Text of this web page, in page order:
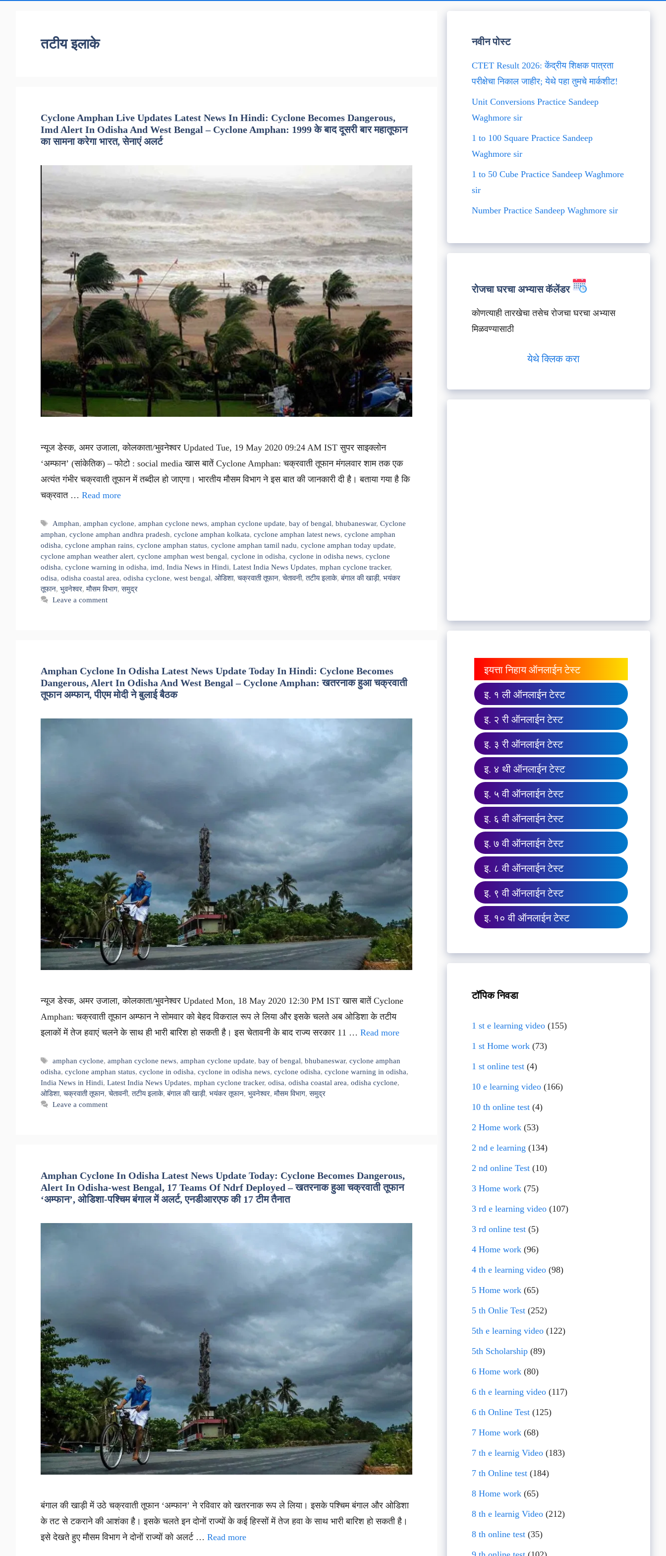
तटीय इलाके
Cyclone Amphan Live Updates Latest News In Hindi: Cyclone Becomes Dangerous,
Imd Alert In Odisha And West Bengal – Cyclone Amphan: 1999 के बाद दूसरी बार महातूफान
का सामना करेगा भारत, सेनाएं अलर्ट
न्यूज डेस्क, अमर उजाला, कोलकाता/भुवनेश्वर Updated Tue, 19 May 2020 09:24 AM IST सुपर साइक्लोन
‘अम्फान’ (सांकेतिक) – फोटो : social media खास बातें Cyclone Amphan: चक्रवाती तूफान मंगलवार शाम तक एक
अत्यंत गंभीर चक्रवाती तूफान में तब्दील हो जाएगा। भारतीय मौसम विभाग ने इस बात की जानकारी दी है। बताया गया है कि
चक्रवात … Read more
Tags
Amphan,amphan cyclone,amphan cyclone news,amphan cyclone update,bay of bengal,bhubaneswar,Cyclone
amphan, cyclone amphan andhra pradesh, cyclone amphan kolkata, cyclone amphan latest news, cyclone amphan
odisha, cyclone amphan rains, cyclone amphan status, cyclone amphan tamil nadu, cyclone amphan today update,
cyclone amphan weather alert, cyclone amphan west bengal, cyclone in odisha, cyclone in odisha news, cyclone
odisha, cyclone warning in odisha, imd, India News in Hindi, Latest India News Updates, mphan cyclone tracker,
odisa, odisha coastal area, odisha cyclone, west bengal, ओडिशा,चक्रवाती तूफान,चेतावनी,तटीय इलाके,बंगाल की खाड़ी, भयंकर
तूफान, भुवनेश्वर,मौसम विभाग,समुद्र
Leave a comment
Amphan Cyclone In Odisha Latest News Update Today In Hindi: Cyclone Becomes
Dangerous, Alert In Odisha And West Bengal – Cyclone Amphan: खतरनाक हुआ चक्रवाती
तूफान अम्फान, पीएम मोदी ने बुलाई बैठक
न्यूज डेस्क, अमर उजाला, कोलकाता/भुवनेश्वर Updated Mon, 18 May 2020 12:30 PM IST खास बातें Cyclone
Amphan: चक्रवाती तूफान अम्फान ने सोमवार को बेहद विकराल रूप ले लिया और इसके चलते अब ओडिशा के तटीय
इलाकों में तेज हवाएं चलने के साथ ही भारी बारिश हो सकती है। इस चेतावनी के बाद राज्य सरकार 11 … Read more
Tags
amphan cyclone,amphan cyclone news,amphan cyclone update,bay of bengal,bhubaneswar,cyclone amphan
odisha, cyclone amphan status, cyclone in odisha, cyclone in odisha news, cyclone odisha, cyclone warning in odisha,
India News in Hindi, Latest India News Updates, mphan cyclone tracker, odisa, odisha coastal area, odisha cyclone,
ओडिशा,चक्रवाती तूफान,चेतावनी,तटीय इलाके,बंगाल की खाड़ी, भयंकर तूफान, भुवनेश्वर,मौसम विभाग,समुद्र
Leave a comment
Amphan Cyclone In Odisha Latest News Update Today: Cyclone Becomes Dangerous,
Alert In Odisha-west Bengal, 17 Teams Of Ndrf Deployed – खतरनाक हुआ चक्रवाती तूफान
‘अम्फान’, ओडिशा-पश्चिम बंगाल में अलर्ट, एनडीआरएफ की 17 टीम तैनात
बंगाल की खाड़ी में उठे चक्रवाती तूफान ‘अम्फान’ ने रविवार को खतरनाक रूप ले लिया। इसके पश्चिम बंगाल और ओडिशा
के तट से टकराने की आशंका है। इसके चलते इन दोनों राज्यों के कई हिस्सों में तेज हवा के साथ भारी बारिश हो सकती है।
इसे देखते हुए मौसम विभाग ने दोनों राज्यों को अलर्ट … Read more
नवीन पोस्ट
CTET Result 2026: केंद्रीय शिक्षक पात्रता
परीक्षेचा निकाल जाहीर; येथे पहा तुमचे मार्कशीट!
Unit Conversions Practice Sandeep
Waghmore sir
1 to 100 Square Practice Sandeep
Waghmore sir
1 to 50 Cube Practice Sandeep Waghmore
sir
Number Practice Sandeep Waghmore sir
रोजचा घरचा अभ्यास कॅलेंडर
कोणत्याही तारखेचा तसेच रोजचा घरचा अभ्यास
मिळवण्यासाठी
येथे क्लिक करा
इयत्ता निहाय ऑनलाईन टेस्ट
इ. १ ली ऑनलाईन टेस्ट
इ. २ री ऑनलाईन टेस्ट
इ. ३ री ऑनलाईन टेस्ट
इ. ४ थी ऑनलाईन टेस्ट
इ. ५ वी ऑनलाईन टेस्ट
इ. ६ वी ऑनलाईन टेस्ट
इ. ७ वी ऑनलाईन टेस्ट
इ. ८ वी ऑनलाईन टेस्ट
इ. ९ वी ऑनलाईन टेस्ट
इ. १० वी ऑनलाईन टेस्ट
टॉपिक निवडा
1 st e learning video(155)
1 st Home work(73)
1 st online test(4)
10 e learning video(166)
10 th online test(4)
2 Home work(53)
2 nd e learning (134)
2 nd online Test(10)
3 Home work(75)
3 rd e learning video(107)
3 rd online test(5)
4 Home work(96)
4 th e learning video(98)
5 Home work(65)
5 th Onlie Test(252)
5th e learning video(122)
5th Scholarship(89)
6 Home work(80)
6 th e learning video(117)
6 th Online Test(125)
7 Home work(68)
7 th e learnig Video(183)
7 th Online test(184)
8 Home work(65)
8 th e learnig Video(212)
8 th online test(35)